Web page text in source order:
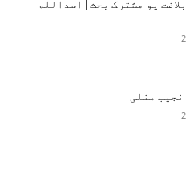
یو مشترک بحث | اسدالله
نجیب منلی